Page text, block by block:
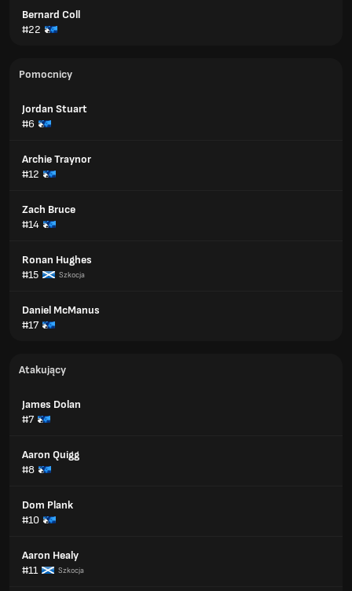
Bernard Coll
#22
Pomocnicy
Jordan Stuart
#6
Archie Traynor
#12
Zach Bruce
#14
Ronan Hughes
#15
Szkocja
Daniel McManus
#17
Atakujący
James Dolan
#7
Aaron Quigg
#8
Dom Plank
#10
Aaron Healy
#11
Szkocja